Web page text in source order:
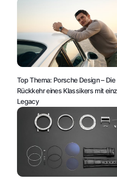
Top Thema: Porsche Design – Die
Rückkehr eines Klassikers mit
Legacy